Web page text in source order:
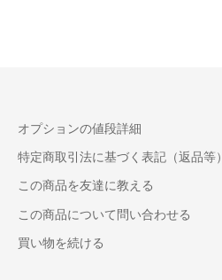
オプションの値段詳細
特定商取引法に基づく表記（返品等）
この商品を友達に教える
この商品について問い合わせる
買い物を続ける